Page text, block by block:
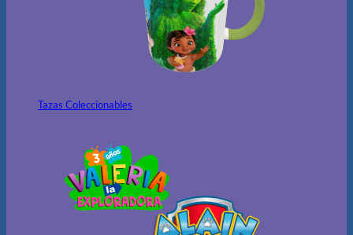
Tazas Coleccionables